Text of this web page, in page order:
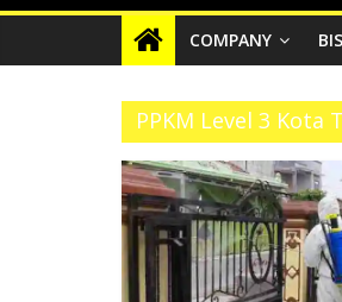
Nasional
dan
Internasional
COMPANY
PPKM Level 3 Kota